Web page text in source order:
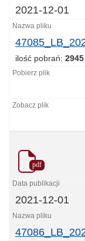
2021-12-01
ilość pobrań: 2945
10-
19.pdf
pdf
2021-12-01